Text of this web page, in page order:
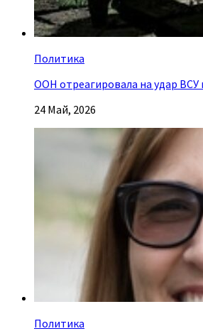
Политика
ООН отреагировала на удар
24 Май, 2026
Политика